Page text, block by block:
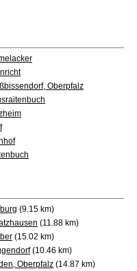
Oberpfalz
(9.15 km)
(11.88 km)
(15.02 km)
(10.46 km)
Oberpfalz (14.87 km)